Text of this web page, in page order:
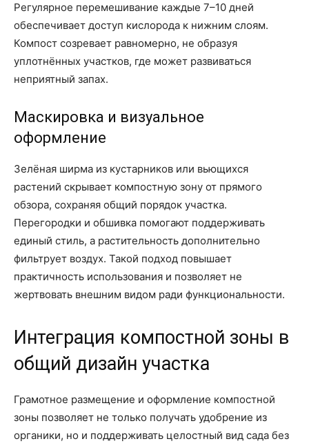
Регулярное перемешивание каждые 7–10 дней
обеспечивает доступ кислорода к нижним слоям.
Компост созревает равномерно, не образуя
уплотнённых участков, где может развиваться
неприятный запах.
Маскировка и визуальное
оформление
Зелёная ширма из кустарников или вьющихся
растений скрывает компостную зону от прямого
обзора, сохраняя общий порядок участка.
Перегородки и обшивка помогают поддерживать
единый стиль, а растительность дополнительно
фильтрует воздух. Такой подход повышает
практичность использования и позволяет не
жертвовать внешним видом ради функциональности.
Интеграция компостной зоны в
общий дизайн участка
Грамотное размещение и оформление компостной
зоны позволяет не только получать удобрение из
органики, но и поддерживать целостный вид сада без